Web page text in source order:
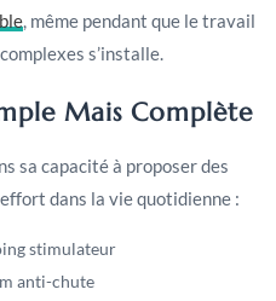
, même pendant que le travail
s’installe.
Mais Complète
sa capacité à proposer des
dans la vie quotidienne :
stimulateur
anti-chute